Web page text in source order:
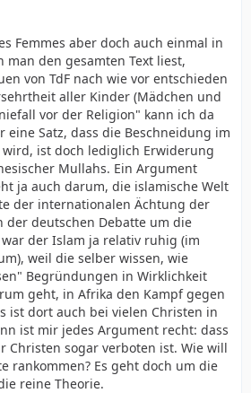
Femmes aber doch auch einmal in
man den gesamten Text liest,
von TdF nach wie vor entschieden
aller Kinder (Mädchen und
vor der Religion" kann ich da
eine Satz, dass die Beschneidung im
ist doch lediglich Erwiderung
Mullahs. Ein Argument
ja auch darum, die islamische Welt
der internationalen Ächtung der
der deutschen Debatte um die
der Islam ja relativ ruhig (im
weil die selber wissen, wie
Begründungen in Wirklichkeit
geht, in Afrika den Kampf gegen
ist dort auch bei vielen Christen in
ist mir jedes Argument recht: dass
Christen sogar verboten ist. Wie will
rankommen? Es geht doch um die
reine Theorie.